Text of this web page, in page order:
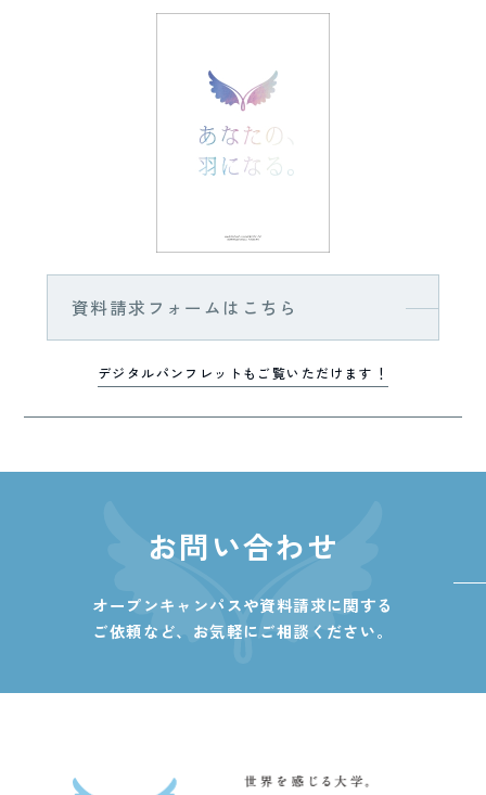
資料請求フォームはこちら
デジタルパンフレットもご覧いただけます！
お問い合わせ
オープンキャンパスや資料請求に関する
ご依頼など、 お気軽にご相談ください。